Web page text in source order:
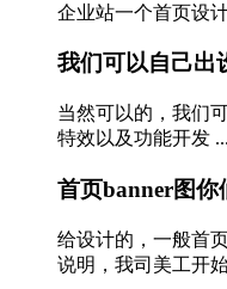
企业站一个首页设
我们可以自己出
当然可以的，我们
特效以及功能开发 ...
首页banner图你
给设计的，一般首
说明，我司美工开